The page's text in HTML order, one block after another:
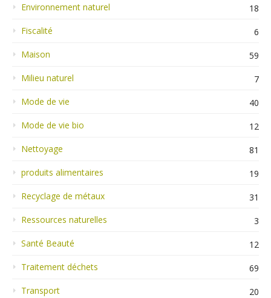
Environnement naturel
18
Fiscalité
6
Maison
59
Milieu naturel
7
Mode de vie
40
Mode de vie bio
12
Nettoyage
81
produits alimentaires
19
Recyclage de métaux
31
Ressources naturelles
3
Santé Beauté
12
Traitement déchets
69
Transport
20